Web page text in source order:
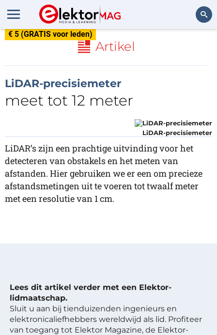
€ 5 (GRATIS voor leden)
Artikel
LiDAR-precisiemeter
meet tot 12 meter
LiDAR-precisiemeter
LiDAR’s zijn een prachtige uitvinding voor het
detecteren van obstakels en het meten van
afstanden. Hier gebruiken we er een om precieze
afstandsmetingen uit te voeren tot twaalf meter
met een resolutie van 1 cm.
Lees dit artikel verder met een Elektor-
lidmaatschap.
Sluit u aan bij tienduizenden ingenieurs en
elektronicaliefhebbers wereldwijd als lid. Profiteer
van toegang tot Elektor Magazine, de Elektor-